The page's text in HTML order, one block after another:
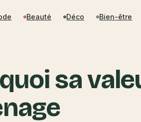
Beauté Déco Bien-être
sa